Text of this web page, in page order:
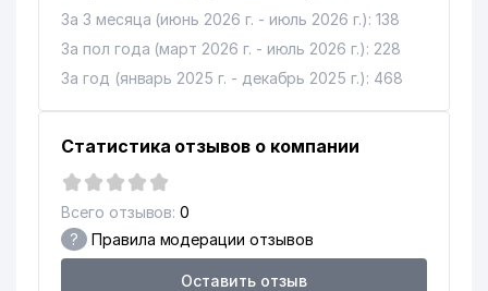
За 3 месяца (июнь 2026 г. - июль 2026 г.): 138
За пол года (март 2026 г. - июль 2026 г.): 228
За год (январь 2025 г. - декабрь 2025 г.): 468
Статистика отзывов о компании
Всего отзывов: 0
? Правила модерации отзывов
Оставить отзыв